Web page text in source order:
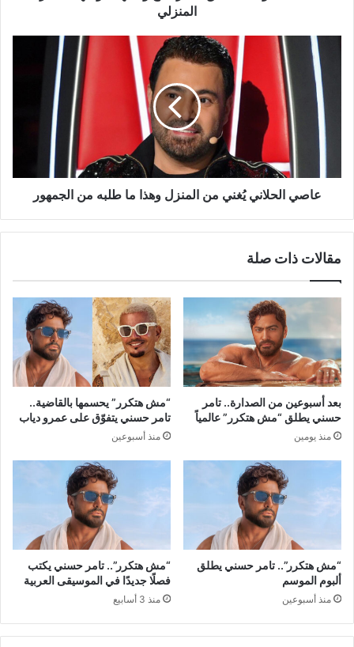
المنزلي
عاصي
الحلاني
المنزل
وهذا
من
الجمهورعاصي الحلاني يُغني من المنزل وهذا ما طلبه من الجمهور
مقالات ذات صلة
بعد أسبوعين من الصدارة.. تامر
حسني يطلق “مش هتكرر” عالمياً
منذ يومين
“مش هتكرر” يحسمها بالقاضية..
تامر حسني يتفوّق على عمرو دياب
منذ أسبوعين
“مش هتكرر”.. تامر حسني يطلق
ألبوم الموسم
منذ أسبوعين
“مش هتكرر”.. تامر حسني يكتب
فصلًا جديدًا في الموسيقى العربية
منذ 3 أسابيع